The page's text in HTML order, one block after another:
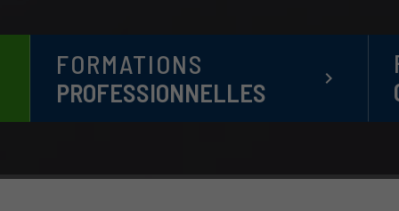
FORMATIONS
PROFESSIONNELLES
keyboard_arrow_right